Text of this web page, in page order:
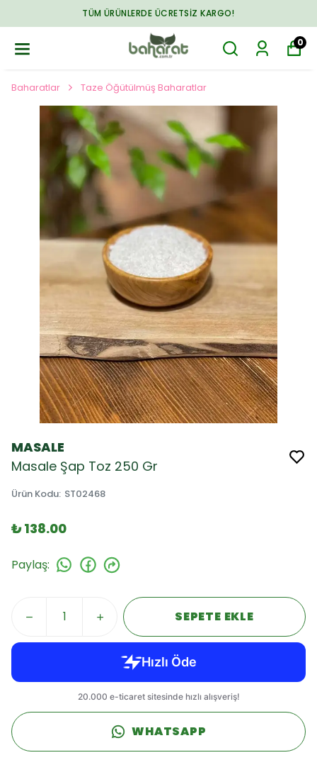
TÜM ÜRÜNLERDE ÜCRETSIZ KARGO!
0
Baharatlar Taze Öğütülmüş Baharatlar
MASALE
Masale Şap Toz 250 Gr
Ürün Kodu: ST02468
₺ 138.00
Paylaş:
SEPETE EKLE
WHATSAPP